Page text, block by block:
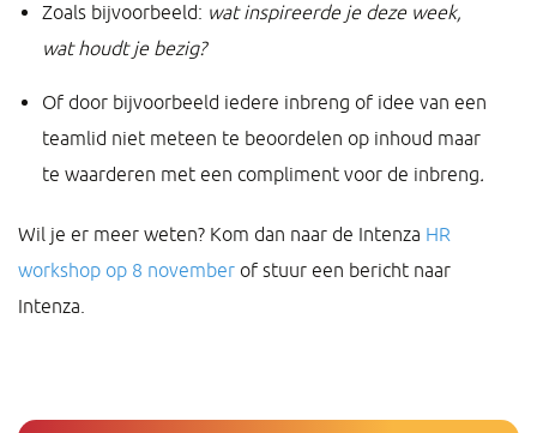
Zoals bijvoorbeeld: wat inspireerde je deze week,
wat houdt je bezig?
Of door bijvoorbeeld iedere inbreng of idee van een
teamlid niet meteen te beoordelen op inhoud maar
te waarderen met een compliment voor de inbreng.
Wil je er meer weten? Kom dan naar de Intenza HR
workshop op 8 november of stuur een bericht naar
Intenza.